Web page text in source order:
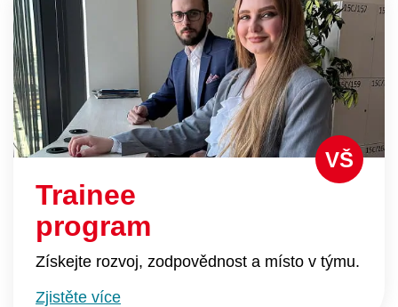
Trainee
program
VŠ
Získejte rozvoj, zodpovědnost a místo v týmu.
Zjistěte více